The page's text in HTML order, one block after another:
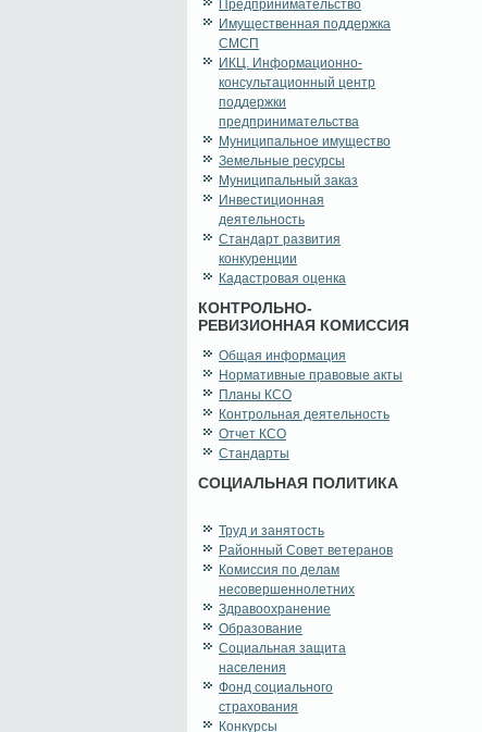
Предпринимательство
Имущественная поддержка
СМСП
ИКЦ. Информационно-
консультационный центр
поддержки
предпринимательства
Муниципальное имущество
Земельные ресурсы
Муниципальный заказ
Инвестиционная
деятельность
Стандарт развития
конкуренции
Кадастровая оценка
КОНТРОЛЬНО-
РЕВИЗИОННАЯ КОМИССИЯ
Общая информация
Нормативные правовые акты
Планы КСО
Контрольная деятельность
Отчет КСО
Стандарты
СОЦИАЛЬНАЯ ПОЛИТИКА
Труд и занятость
Районный Совет ветеранов
Комиссия по делам
несовершеннолетних
Здравоохранение
Образование
Социальная защита
населения
Фонд социального
страхования
Конкурсы